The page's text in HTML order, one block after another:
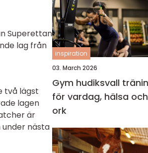
Superettan
lag från
två lägst
lagen
är
nästa
inspiration
03. March 2026
Gym hudiksvall träning
för vardag, hälsa och
ork